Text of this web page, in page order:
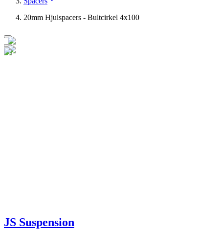
20mm Hjulspacers - Bultcirkel 4x100
JS Suspension